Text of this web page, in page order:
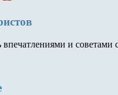
и советами